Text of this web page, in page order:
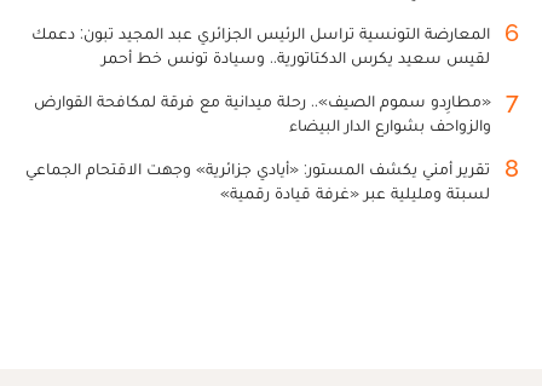
6
المعارضة التونسية تراسل الرئيس الجزائري عبد المجيد تبون: دعمك
لقيس سعيد يكرس الدكتاتورية.. وسيادة تونس خط أحمر
7
«مطارِدو سموم الصيف».. رحلة ميدانية مع فرقة لمكافحة القوارض
والزواحف بشوارع الدار البيضاء
8
تقرير أمني يكشف المستور: «أيادي جزائرية» وجهت الاقتحام الجماعي
لسبتة ومليلية عبر «غرفة قيادة رقمية»